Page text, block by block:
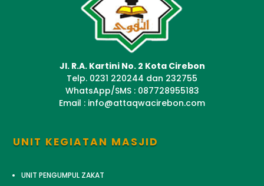
Jl. R.A. Kartini No. 2 Kota Cirebon
Telp. 0231 220244 dan 232755
WhatsApp/SMS : 087728955183
Email : info@attaqwacirebon.com
UNIT KEGIATAN MASJID
UNIT PENGUMPUL ZAKAT